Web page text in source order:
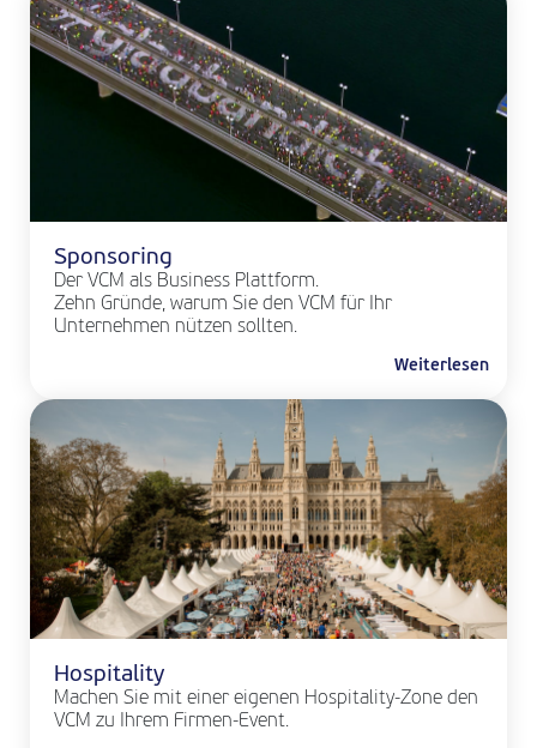
Sponsoring
Der VCM als Business Plattform.
Zehn Gründe, warum Sie den VCM für Ihr
Unternehmen nützen sollten.
Weiterlesen
Hospitality
Machen Sie mit einer eigenen Hospitality-Zone den
VCM zu Ihrem Firmen-Event.